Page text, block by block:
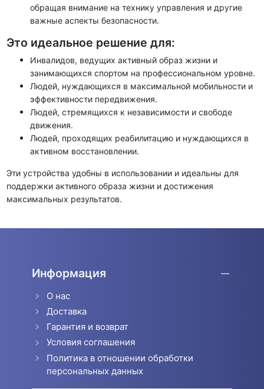
обращая внимание на технику управления и другие
важные аспекты безопасности.
Это идеальное решение для:
Инвалидов, ведущих активный образ жизни и
занимающихся спортом на профессиональном уровне.
Людей, нуждающихся в максимальной мобильности и
эффективности передвижения.
Людей, стремящихся к независимости и свободе
движения.
Людей, проходящих реабилитацию и нуждающихся в
активном восстановлении.
Эти устройства удобны в использовании и идеальны для
поддержки активного образа жизни и достижения
максимальных результатов.
Информация
О нас
Доставка
Гарантия и возврат
Условия соглашения
Политика в отношении обработки
персональных данных